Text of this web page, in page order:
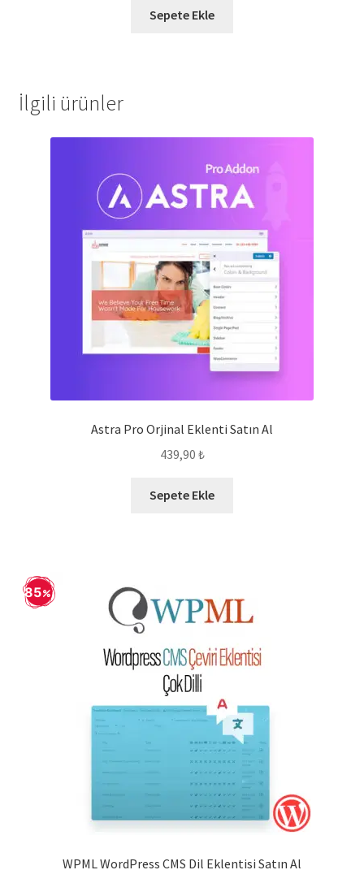
4.948,00 ₺.
Sepete Ekle
İlgili ürünler
Astra Pro Orjinal Eklenti Satın Al
439,90 ₺
Sepete Ekle
WPML WordPress CMS Dil Eklentisi Satın Al
85